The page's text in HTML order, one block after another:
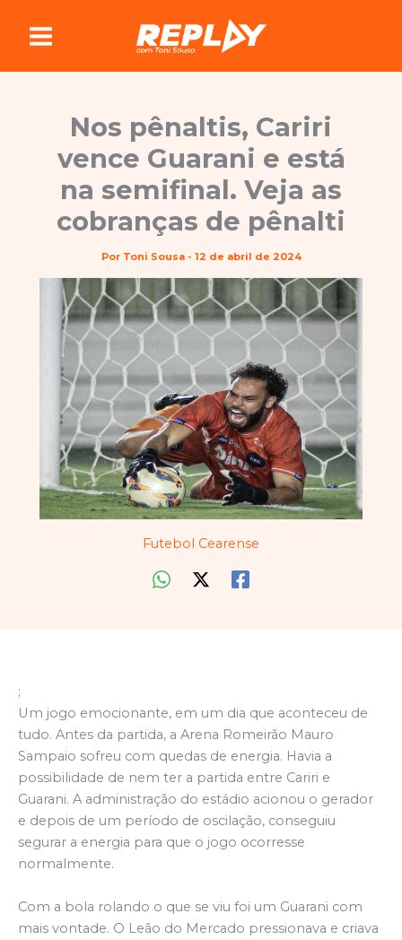
conteúdo
Nos pênaltis, Cariri
vence Guarani e está
na semifinal. Veja as
cobranças de pênalti
Por Toni Sousa - 12 de abril de 2024
Futebol Cearense
;
Um jogo emocionante, em um dia que aconteceu de
tudo. Antes da partida, a Arena Romeirão Mauro
Sampaio sofreu com quedas de energia. Havia a
possibilidade de nem ter a partida entre Cariri e
Guarani. A administração do estádio acionou o gerador
e depois de um período de oscilação, conseguiu
segurar a energia para que o jogo ocorresse
normalmente.
Com a bola rolando o que se viu foi um Guarani com
mais vontade. O Leão do Mercado pressionava e criava